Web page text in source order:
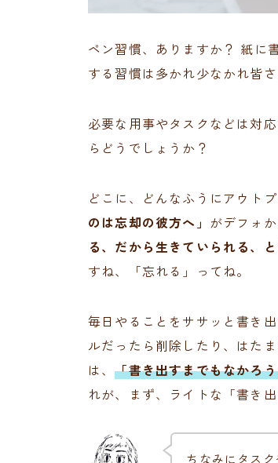
ペン習慣、ありますか？ 紙に
する習慣は多かれ少なかれ皆
必要な用事やタスクなどは対
らどうでしょうか？
どこに、どんなふうにアウト
のは忘却の彼方へ」 がデフォ
る、だから生きていられる、
すね、「忘れる」ってね。
毎日やることをササッと書き
ルだったら削除したり、はた
は、「書き出すまでもなかろ
れが、まず、ライトな「書き出
ちなみにタス